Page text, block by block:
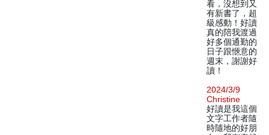
看，沒想到又
有新書了，超
級感動！好讀
真的陪我渡過
好多個通勤的
日子跟愜意的
週末，謝謝好
讀！
2024/3/9
Christine
好讀是我這個
文字工作者隨
時隨地的好朋